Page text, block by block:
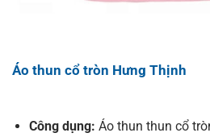
Áo thun cổ tròn Hưng Thịnh
Công dụng: Áo thun thun cổ